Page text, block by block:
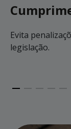
Evita
legislação.